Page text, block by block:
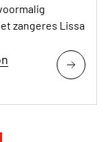
zangeres Lissa